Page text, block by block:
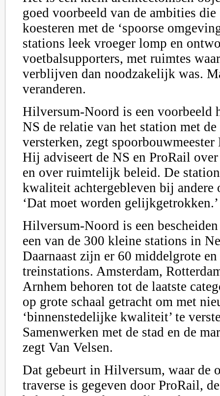
goed voorbeeld van de ambities
koesteren met de ‘spoorse
stations leek vroeger lomp en
voetbalsupporters, met ruimtes
verblijven dan noodzakelijk was.
veranderen.
Hilversum-Noord is een voorbeeld
NS de relatie van het station met
versterken, zegt
Hij adviseert de NS en ProRail
en over ruimtelijk beleid. De
kwaliteit achtergebleven bij andere
‘Dat moet worden gelijkgetrokken.’
Hilversum-Noord is een
een van de 300 kleine stations in
Daarnaast zijn er 60 middelgrote
treinstations. Amsterdam,
Arnhem behoren tot de laatste
op grote schaal getracht om met
‘binnenstedelijke kwaliteit’ te
Samenwerken met de stad en de
zegt Van Velsen.
Dat gebeurt in Hilversum, waar de
traverse is gegeven door ProRail,